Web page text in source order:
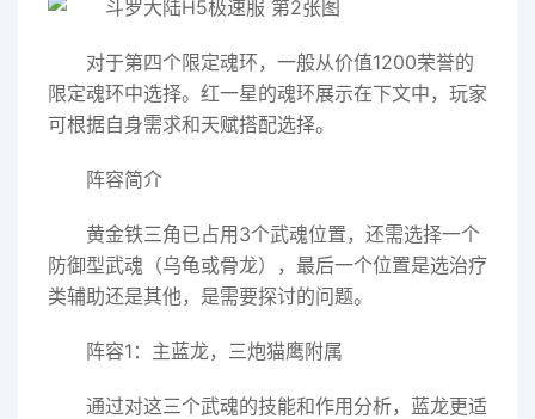
对于第四个限定魂环，一般从价值1200荣誉的
限定魂环中选择。红一星的魂环展示在下文中，玩家
可根据自身需求和天赋搭配选择。
阵容简介
黄金铁三角已占用3个武魂位置，还需选择一个
防御型武魂（乌龟或骨龙），最后一个位置是选治疗
类辅助还是其他，是需要探讨的问题。
阵容1：主蓝龙，三炮猫鹰附属
通过对这三个武魂的技能和作用分析，蓝龙更适